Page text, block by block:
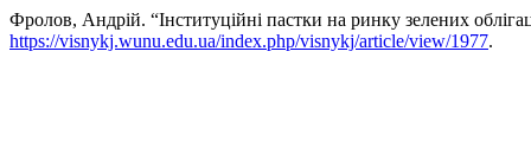
Фролов, Андрій. “Інституційні пастки на ринку зелених
https://visnykj.wunu.edu.ua/index.php/visnykj/article/view/1977.